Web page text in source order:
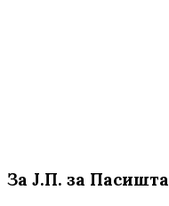
За Ј.П. за Пасишта